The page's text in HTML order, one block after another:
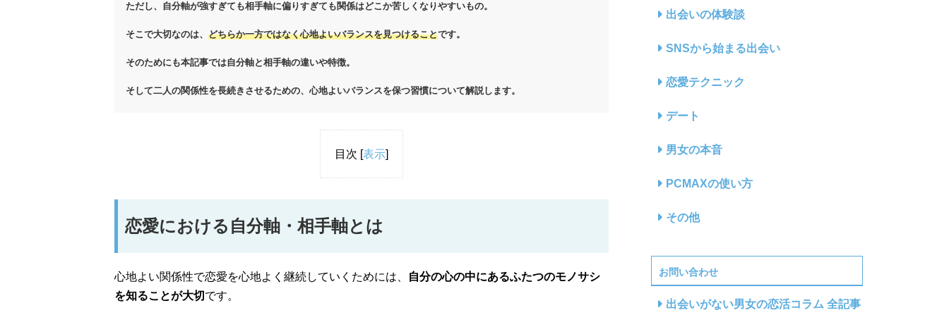
ただし、自分軸が強すぎても相手軸に偏りすぎても関係はどこか苦しくなりやすいもの。
そこで大切なのは、 どちらか一方ではなく心地よいバランスを見つけることです。
そのためにも本記事では自分軸と相手軸の違いや特徴。
そして二人の関係性を長続きさせるための、心地よいバランスを保つ習慣について解説します。
目次 [表示]
恋愛における自分軸・相手軸とは
心地よい関係性で恋愛を心地よく継続していくためには、
自分の心の中にあるふたつのモノサシ
を知ることが大切です。
出会いの体験談
SNSから始まる出会い
恋愛テクニック
デート
男女の本音
PCMAXの使い方
その他
お問い合わせ
出会いがない男女の恋活コラム 全記事